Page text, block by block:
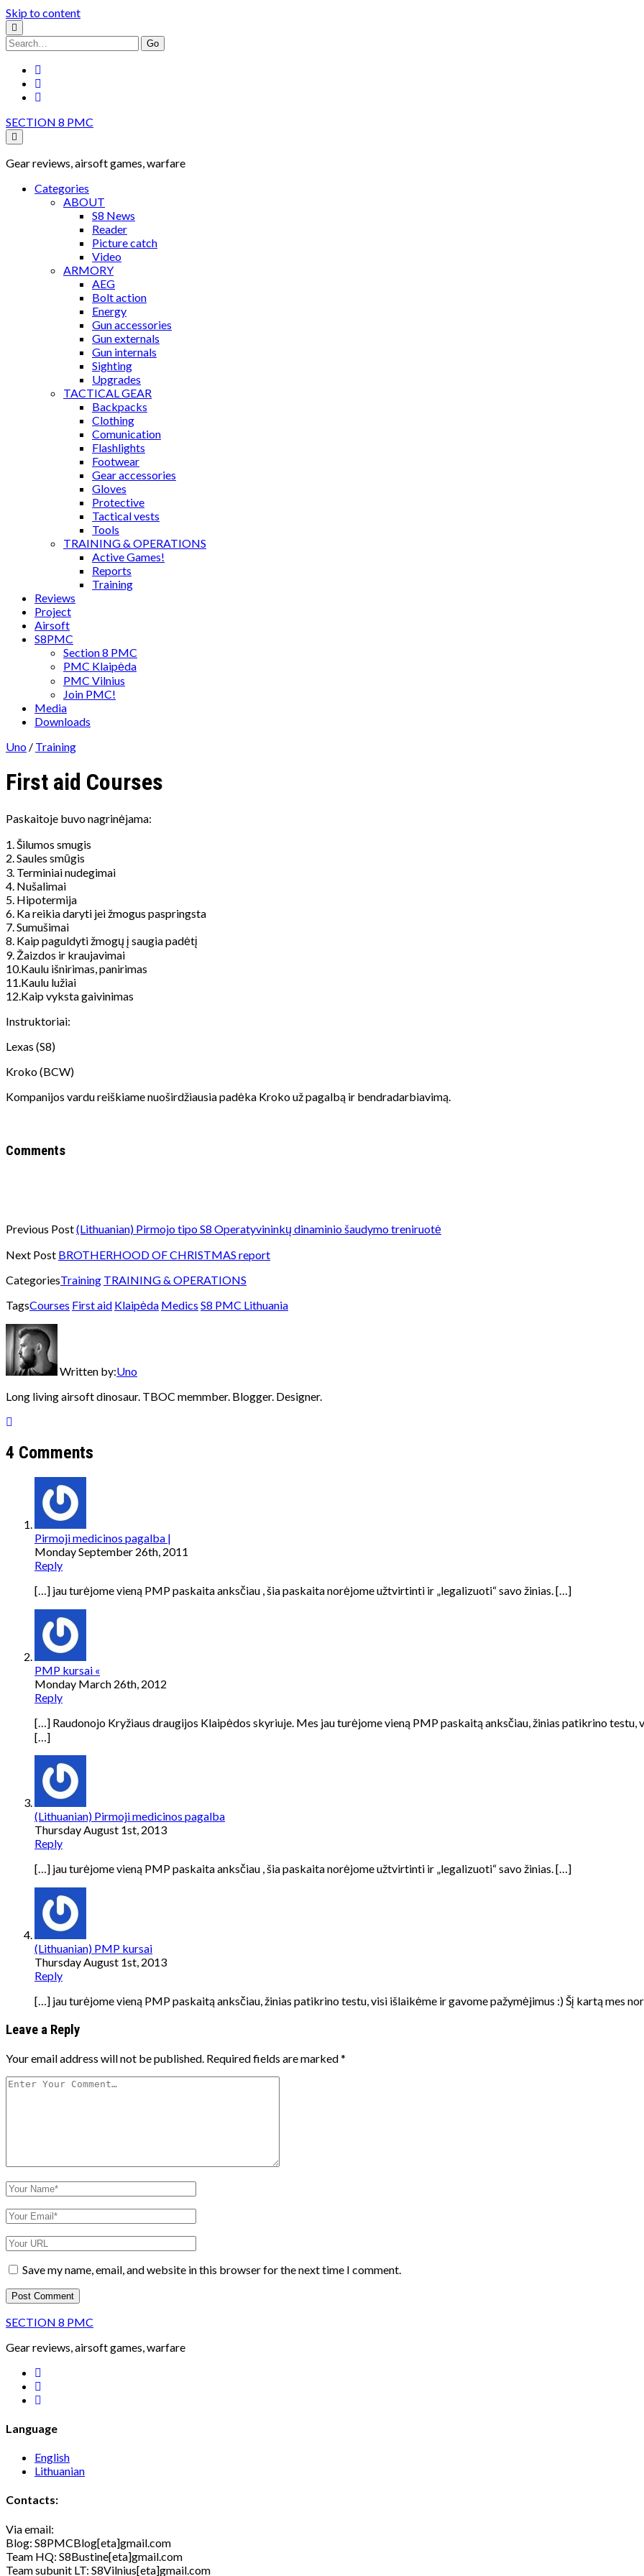
Skip to content
Search
for:
SECTION 8 PMC
Gear reviews, airsoft games, warfare
Categories
ABOUT
S8 News
Reader
Picture catch
Video
ARMORY
AEG
Bolt action
Energy
Gun accessories
Gun externals
Gun internals
Sighting
Upgrades
TACTICAL GEAR
Backpacks
Clothing
Comunication
Flashlights
Footwear
Gear accessories
Gloves
Protective
Tactical vests
Tools
TRAINING & OPERATIONS
Active Games!
Reports
Training
Reviews
Project
Airsoft
S8PMC
Section 8 PMC
PMC Klaipėda
PMC Vilnius
Join PMC!
Media
Downloads
Uno / Training
First aid Courses
Paskaitoje buvo nagrinėjama:
1. Šilumos smugis
2. Saules smūgis
3. Terminiai nudegimai
4. Nušalimai
5. Hipotermija
6. Ka reikia daryti jei žmogus paspringsta
7. Sumušimai
8. Kaip paguldyti žmogų į saugia padėtį
9. Žaizdos ir kraujavimai
10.Kaulu išnirimas, panirimas
11.Kaulu lužiai
12.Kaip vyksta gaivinimas
Instruktoriai:
Lexas (S8)
Kroko (BCW)
Kompanijos vardu reiškiame nuoširdžiausia padėka Kroko už pagalbą ir bendradarbiavimą.
Comments
Previous Post(Lithuanian) Pirmojo tipo S8 Operatyvininkų dinaminio šaudymo treniruotė
Next Post BROTHERHOOD OF CHRISTMAS report
CategoriesTraining TRAINING & OPERATIONS
TagsCourses First aid Klaipėda Medics S8 PMC Lithuania
Written by:Uno
Long living airsoft dinosaur. TBOC memmber. Blogger. Designer.
4 Comments
Pirmoji medicinos pagalba |
Monday September 26th, 2011
Reply
[…] jau turėjome vieną PMP paskaita anksčiau , šia paskaita norėjome užtvirtinti ir „legalizuoti“ savo žinias. […]
PMP kursai «
Monday March 26th, 2012
Reply
[…] Raudonojo Kryžiaus draugijos Klaipėdos skyriuje. Mes jau turėjome vieną PMP paskaitą anksčiau, žinias patikrino testu,
[…]
(Lithuanian) Pirmoji medicinos pagalba
Thursday August 1st, 2013
Reply
[…] jau turėjome vieną PMP paskaita anksčiau , šia paskaita norėjome užtvirtinti ir „legalizuoti“ savo žinias. […]
(Lithuanian) PMP kursai
Thursday August 1st, 2013
Reply
[…] jau turėjome vieną PMP paskaitą anksčiau, žinias patikrino testu, visi išlaikėme ir gavome pažymėjimus :) Šį kartą mes
Leave a Reply
Your email address will not be published. Required fields are marked*
Your
Your
Name
Your
Email
Your
Website
URLSave my name, email, and website in this browser for the next time I comment.
SECTION 8 PMC
Gear reviews, airsoft games, warfare
Language
English
Lithuanian
Contacts:
Via email:
Blog: S8PMCBlog[eta]gmail.com
Team HQ: S8Bustine[eta]gmail.com
Team subunit LT: S8Vilnius[eta]gmail.com